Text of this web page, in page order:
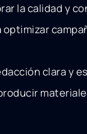
la calidad y
clara y